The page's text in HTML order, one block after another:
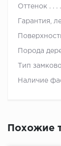
Оттенок
Гарантия,
Порода
Тип
Наличие
Похожие